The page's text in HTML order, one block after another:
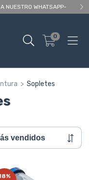
NUESTRO WHATSAPP-
0
> Sopletes
%